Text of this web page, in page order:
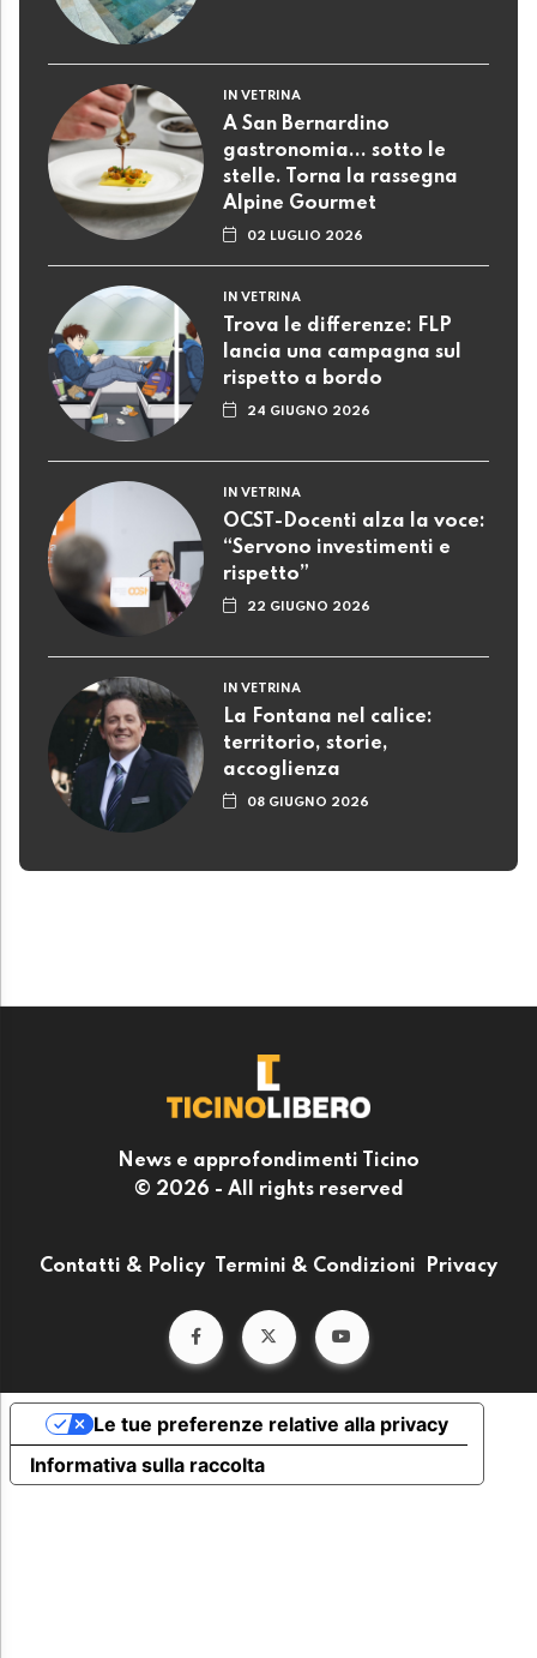
IN VETRINA
A San Bernardino
gastronomia... sotto le
stelle. Torna la rassegna
Alpine Gourmet
02 LUGLIO 2026
IN VETRINA
Trova le differenze: FLP
lancia una campagna sul
rispetto a bordo
24 GIUGNO 2026
IN VETRINA
OCST-Docenti alza la voce:
“Servono investimenti e
rispetto”
22 GIUGNO 2026
IN VETRINA
La Fontana nel calice:
territorio, storie,
accoglienza
08 GIUGNO 2026
News e approfondimenti Ticino
© 2026 - All rights reserved
Contatti & Policy Termini & Condizioni Privacy
Informativa sulla raccolta
Le tue preferenze relative alla privacy